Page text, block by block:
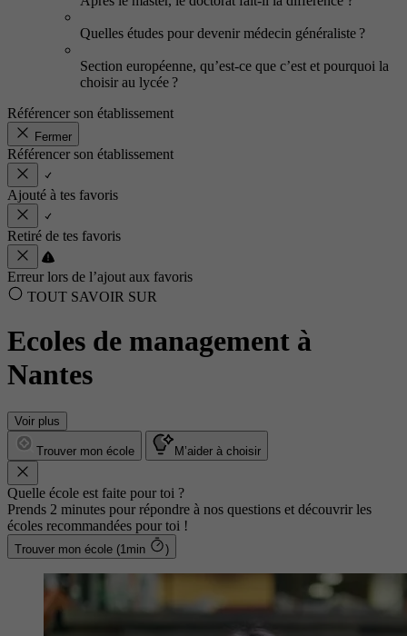
Quelles études pour devenir médecin généraliste ?
Section européenne, qu’est-ce que c’est et pourquoi la
choisir au lycée ?
Référencer son établissement
Fermer
Référencer son établissement
Ajouté à tes favoris
Retiré de tes favoris
Erreur lors de l’ajout aux favoris
TOUT SAVOIR SUR
Ecoles de management à
Nantes
Voir plus
Trouver mon école M’aider à choisir
Quelle école est faite pour toi ?
Prends 2 minutes pour répondre à nos questions et découvrir les
écoles recommandées pour toi !
Trouver mon école (1min )